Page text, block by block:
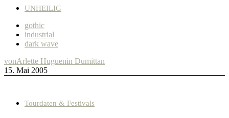
UNHEILIG
gothic
industrial
dark wave
vonArlette Huguenin Dumittan
15. Mai 2005
Tourdaten & Festivals